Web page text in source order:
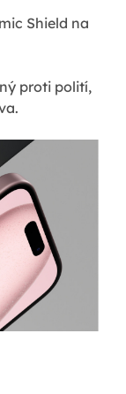
Shield na
proti polití,